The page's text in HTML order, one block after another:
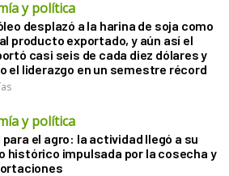
y política
desplazó a la harina de soja como
producto exportado, y aún así el
casi seis de cada diez dólares y
el liderazgo en un semestre récord
y política
para el agro: la actividad llegó a su
histórico impulsada por la cosecha y